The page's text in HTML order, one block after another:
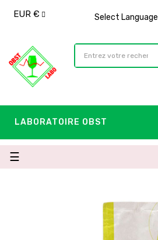
EUR € Select Language
LABORATOIRE OBST
navigazione
Toggle
☰